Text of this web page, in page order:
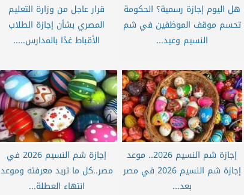
هل اليوم إجازة رسمية؟ الحكومة
تحسم موقف الموظفين في شم
النسيم وعيد...
قرار عاجل من وزارة التعليم
المصري بشأن إجازة الطلاب
الأقباط غدًا بالمدارس.....
إجازة شم النسيم 2026.. موعد
إجازة شم النسيم 2026 في مصر
بعد...
إجازة شم النسيم 2026 في
مصر..كل ما تريد معرفته وموعد
انتهاء العطلة...